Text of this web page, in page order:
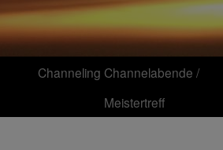
Channeling Channelabende /
Meistertreff